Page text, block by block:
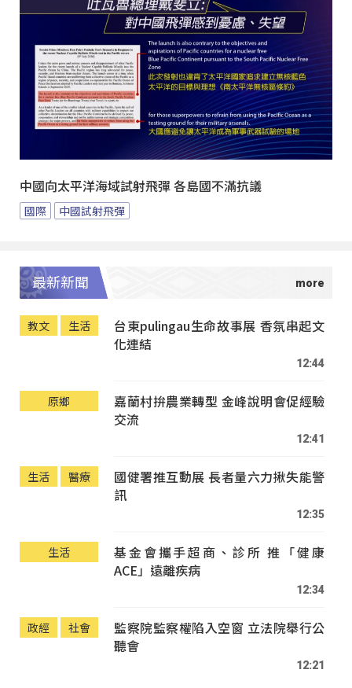
中國向太平洋海域試射飛彈 各島國不滿抗議
國際 中國試射飛彈
最新新聞
教文 生活
台東pulingau生命故事展 香氛串起文
化連結
12:44
原鄉
嘉蘭村拚農業轉型 金峰說明會促經驗
交流
12:41
生活 醫療
國健署推互動展 長者量六力揪失能警
訊
12:35
生活
基金會攜手超商、診所 推「健康
ACE」遠離疾病
12:34
政經 社會
監察院監察權陷入空窗 立法院舉行公
聽會
12:21